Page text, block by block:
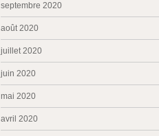
septembre 2020
août 2020
juillet 2020
juin 2020
mai 2020
avril 2020